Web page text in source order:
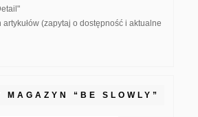
(zapytaj o dostępność i aktualne
MAGAZYN “BE SLOWLY”